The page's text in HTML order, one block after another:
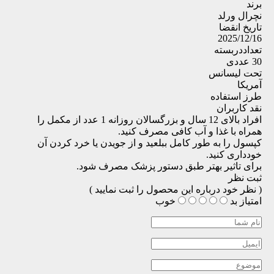
برند
نچرال ورلد
تاریخ انقضا
2025/12/16
تعداددربسته
30 عددی
تحت لیسانس
آمریکا
طرز استفاده
نقد کاربران
افراد بالای 12 سال و بزرگسالان روزانه 1 عدد از مکمل را
همراه با غذا و آب کافی مصرف کنید.
کپسول را به طور کامل ببلعید و از جویدن یا خرد کردن آن
خودداری کنید.
برای تاثیر بهتر طبق دستور پزشک مصرف شود.
ثبت نظر
( نظر خود درباره این محصول را ثبت نمایید )
امتیاز بد خوب